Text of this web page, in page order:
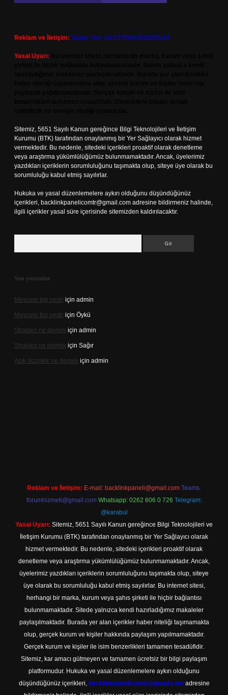
Reklam ve İletişim: Skype: live:.cid.575569c608265c69
Yasal Uyarı:
Sitemiz, 5651 Sayılı Kanun gereğince Bilgi Teknolojileri ve İletişim
Kurumu (BTK) tarafından onaylanmış bir Yer Sağlayıcı olarak hizmet
vermektedir. Bu nedenle, sitedeki içerikleri proaktif olarak denetleme
veya araştırma yükümlülüğümüz bulunmamaktadır. Ancak, üyelerimiz
yazdıkları içeriklerin sorumluluğunu taşımakta olup, siteye üye olarak bu
sorumluluğu kabul etmiş sayılırlar.
Hukuka ve yasal düzenlemelere aykırı olduğunu düşündüğünüz
içerikleri, backlinkpanelicomtr@gmail.com adresine bildirmeniz halinde,
ilgili içerikler yasal süre içerisinde sitemizden kaldırılacaktır.
Son yorumlar
Meşcere tipi nedir için admin
Meşcere tipi nedir için Öykü
Straplez ne demek için admin
Straplez ne demek için Sağır
Azık düzmek ne demek için admin
Reklam ve İletişim: E-mail: backlinkpaneli@gmail.com Teams:
forumhizmeti@gmail.com Whatsapp: 0262 606 0 726 Telegram:
@karabul
Yasal Uyarı: Sitemiz, 5651 Sayılı Kanun gereğince Bilgi Teknolojileri ve
İletişim Kurumu (BTK) tarafından onaylanmış bir Yer Sağlayıcı olarak
hizmet vermektedir. Bu nedenle, sitedeki içerikleri proaktif olarak
denetleme veya araştırma yükümlülüğümüz bulunmamaktadır. Ancak,
üyelerimiz yazdıkları içeriklerin sorumluluğunu taşımakta olup, siteye
üye olarak bu sorumluluğu kabul etmiş sayılırlar. Bu internet sitesi,
herhangi bir marka, kurum veya şahıs şirketi ile hiçbir bağlantısı
bulunmamaktadır. Sitede yalnızca kendi hazırladığımız makaleler
paylaşılmaktadır. Burada yer alan içerikler haber niteliği taşımamakta
olup, gerçek kurum ve kişiler hakkında paylaşım yapılmamaktadır.
Gerçek kurum ve kişiler ile isim benzerlikleri tamamen tesadüfidir.
Sitemiz, kar amacı gütmeyen ve tamamen ücretsiz bir bilgi paylaşım
platformudur. Hukuka ve yasal düzenlemelere aykırı olduğunu
düşündüğünüz içerikleri, backlinkpanelicomtr@gmail.com adresine